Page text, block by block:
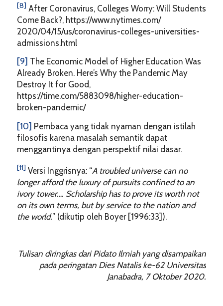
[8] After Coronavirus, Colleges Worry: Will Students
Come Back?, https://www.nytimes.com/
2020/04/15/us/coronavirus-colleges-universities-
admissions.html
[9] The Economic Model of Higher Education Was
Already Broken. Here’s Why the Pandemic May
Destroy It for Good,
https://time.com/5883098/higher-education-
broken-pandemic/
[10] Pembaca yang tidak nyaman dengan istilah
filosofis karena masalah semantik dapat
menggantinya dengan perspektif nilai dasar.
[11] Versi Inggrisnya: “A troubled universe can no
longer afford the luxury of pursuits confined to an
ivory tower…. Scholarship has to prove its worth not
on its own terms, but by service to the nation and
the world.” (dikutip oleh Boyer [1996:33]).
Tulisan diringkas dari Pidato Ilmiah yang disampaikan
pada peringatan Dies Natalis ke-62 Universitas
Janabadra, 7 Oktober 2020.